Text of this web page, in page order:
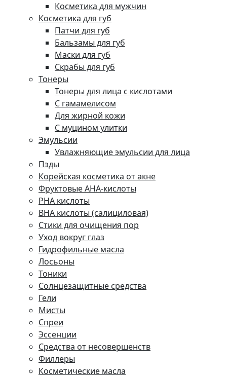
Косметика для мужчин
Косметика для губ
Патчи для губ
Бальзамы для губ
Маски для губ
Скрабы для губ
Тонеры
Тонеры для лица с кислотами
С гамамелисом
Для жирной кожи
С муцином улитки
Эмульсии
Увлажняющие эмульсии для лица
Пэды
Корейская косметика от акне
Фруктовые AHA-кислоты
PHA кислоты
BHA кислоты (салициловая)
Стики для очищения пор
Уход вокруг глаз
Гидрофильные масла
Лосьоны
Тоники
Солнцезащитные средства
Гели
Мисты
Спреи
Эссенции
Средства от несовершенств
Филлеры
Косметические масла